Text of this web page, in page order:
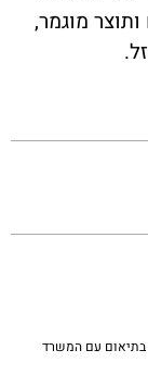
מוגמר,
בתיאום עם המשרד